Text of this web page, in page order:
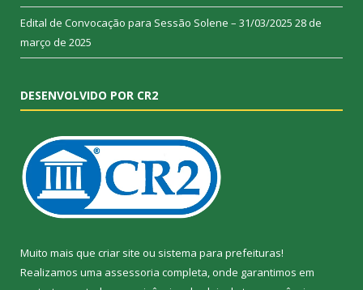
Edital de Convocação para Sessão Solene – 31/03/2025 28 de
março de 2025
DESENVOLVIDO POR CR2
Muito mais que criar site ou sistema para prefeituras!
Realizamos uma assessoria completa, onde garantimos em